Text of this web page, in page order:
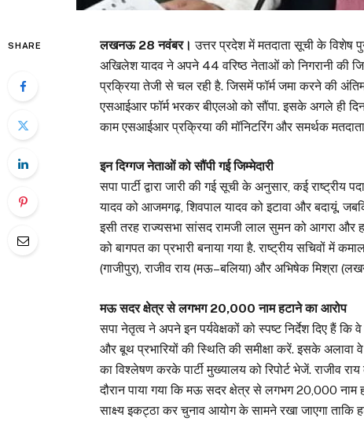
SHARE लखनऊ 28 नवंबर। उत्तर प्रदेश में मतदाता सूची के विशेष
अखिलेश यादव ने अपने 44 वरिष्ठ नेताओं को निगरानी की
प्रक्रिया तेजी से चल रही है. जिसमें फॉर्म जमा करने की
एसआईआर फॉर्म भरकर बीएलओ को सौंपा. इसके अगले ही दिन
काम एसआईआर प्रक्रिया की मॉनिटरिंग और समर्थक
इन दिग्गज नेताओं को सौंपी गई जिम्मेदारी
सपा पार्टी द्वारा जारी की गई सूची के अनुसार, कई राष्ट्रीय
यादव को आजमगढ़, शिवपाल यादव को इटावा और बदायूं,
इसी तरह राज्यसभा सांसद रामजी लाल सुमन को आगरा
को बागपत का प्रभारी बनाया गया है. राष्ट्रीय सचिवों में
(गाजीपुर), राजीव राय (मऊ–बलिया) और अभिषेक मिश्रा
मऊ सदर क्षेत्र से लगभग 20,000 नाम हटाने का आरोप
सपा नेतृत्व ने अपने इन पर्यवेक्षकों को स्पष्ट निर्देश दिए हैं
और बूथ प्रभारियों की स्थिति की समीक्षा करें. इसके अलावा
का विश्लेषण करके पार्टी मुख्यालय को रिपोर्ट भेजें. राजीव
दौरान पाया गया कि मऊ सदर क्षेत्र से लगभग 20,000 नाम
साक्ष्य इकट्ठा कर चुनाव आयोग के सामने रखा जाएगा ताकि